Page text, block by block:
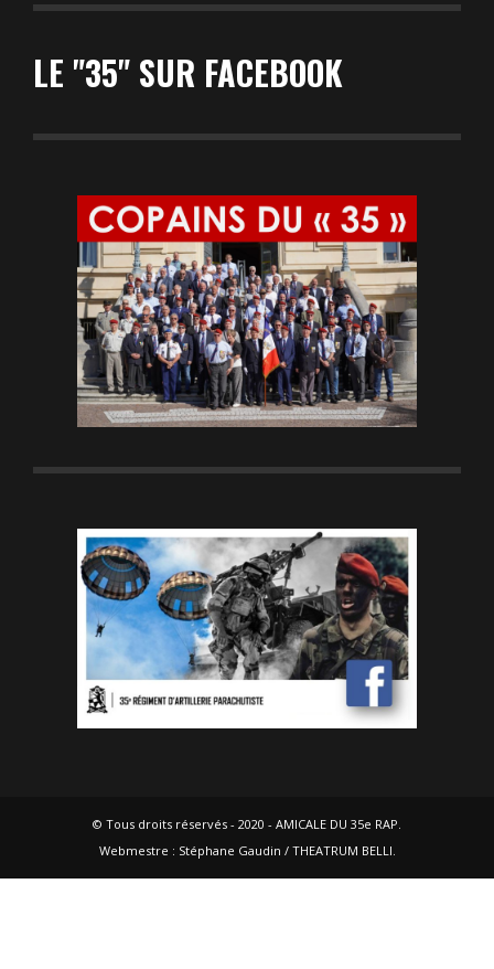
LE "35" SUR FACEBOOK
© Tous droits réservés - 2020 - AMICALE DU 35e RAP.
Webmestre : Stéphane Gaudin / THEATRUM BELLI.